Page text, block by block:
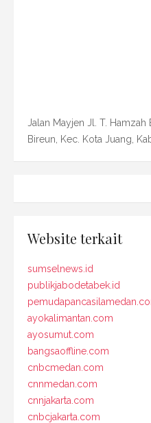
Jalan Mayjen Jl. T. Hamzah
Bireun, Kec. Kota Juang,
Website terkait
sumselnews.id
publikjabodetabek.id
ayokalimantan.com
ayosumut.com
bangsaoffline.com
cnbcmedan.com
cnnmedan.com
cnnjakarta.com
cnbcjakarta.com